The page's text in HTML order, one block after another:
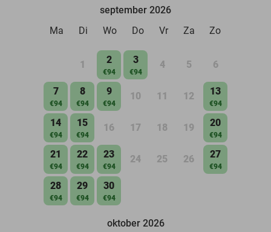
september 2026
Ma
Di Wo Do Vr Za Zo
1 2
€94
3
€94
4 5 6
7
€94
8
€94
9
€94
10 11 12 13
€94
14
€94
15
€94
16 17 18 19 20
€94
21
€94
22
€94
23
€94
24 25 26 27
€94
28
€94
29
€94
30
€94
oktober 2026